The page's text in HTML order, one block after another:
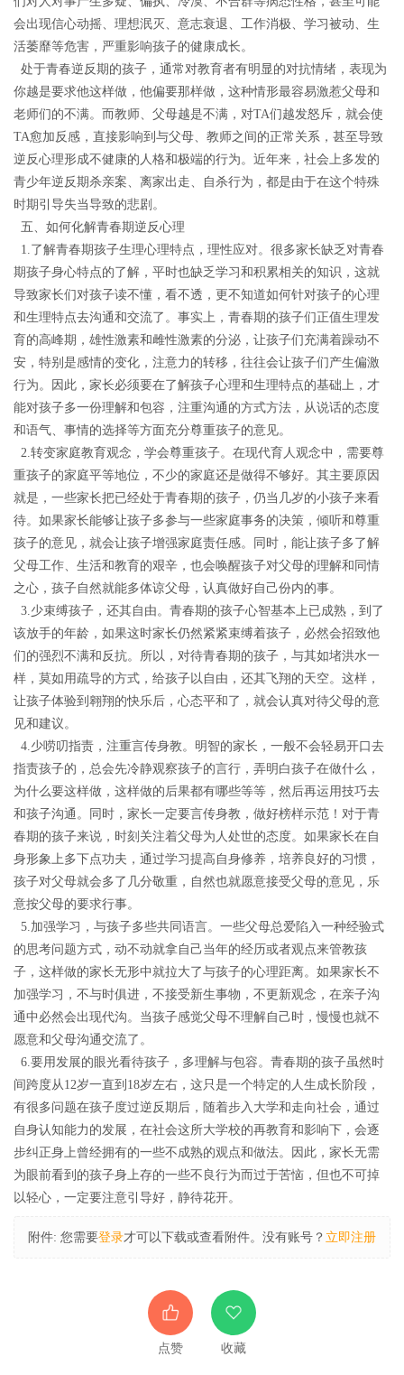
会出现信心动摇、理想泯灭、意志衰退、工作消极、学习被动、生
活萎靡等危害 ， 严重影响孩子的健康成长。
处于青春逆反期的孩子，通常对教育者有明显的对抗情绪， 表现为
你越是要求他这样做，他偏要那样做，这种情形最容易激惹父母和
老师们的不满。而教师、父母越是不满 ，对TA们 越发怒斥，就会使
TA愈加反感，直接影响到与父母、教师之间的正常关系，甚至导致
逆反心理形成不健康的人格和极端的行为。近年来，社会上多发的
青少年逆反期杀亲案、离家出走、自杀行为，都是由于在这个特殊
时期引导失当导致的悲剧。
五、 如何化解青春期逆反心理
1.了解青春期孩子生理心理特点，理性应对。 很多家长缺乏对青春
期孩子身心特点的了解，平时也缺乏学习和积累相关的知识，这就
导致家长们对孩子读不懂，看不透，更不知道如何针对孩子的心理
和生理特点去沟通和交流了。事实上，青春期的孩子们正值生理发
育的高峰期，雄性激素和雌性激素的分泌，让孩子们充满着躁动不
安，特别是感情的变化，注意力的转移，往往会让孩子们产生偏激
行为。因此，家长必须要在了解孩子心理和生理特点的基础上，才
能对孩子多一份理解和包容，注重沟通的方式方法，从说话的态度
和语气、事情的选择等方面充分尊重孩子的意见。
2.转变家庭教育观念，学会尊重孩子。 在现代育人观念中，需要尊
重孩子的家庭平等地位，不少的家庭还是做得不够好。其主要原因
就是，一些家长把已经处于青春期的孩子，仍当几岁的小孩子来看
待。如果家长能够让孩子多参与一些家庭事务的决策，倾听和尊重
孩子的意见，就会让孩子增强家庭责任感。同时，能让孩子多了解
父母工作、生活和教育的艰辛，也会唤醒孩子对父母的理解和同情
之心，孩子自然就能多体谅父母，认真做好自己份内的事。
3.少束缚孩子，还其自由。 青春期的孩子心智基本上已成熟，到了
该放手的年龄，如果这时家长仍然紧紧束缚着孩子，必然会招致他
们的强烈不满和反抗。所以，对待青春期的孩子，与其如堵洪水一
样，莫如用疏导的方式，给孩子以自由，还其飞翔的天空。这样，
让孩子体验到翱翔的快乐后，心态平和了，就会认真对待父母的意
见和建议。
4.少唠叨指责，注重言传身教。 明智的家长，一般不会轻易开口去
指责孩子的，总会先冷静观察孩子的言行，弄明白孩子在做什么，
为什么要这样做，这样做的后果都有哪些等等，然后再运用技巧去
和孩子沟通。同时，家长一定要言传身教，做好榜样示范！对于青
春期的孩子来说，时刻关注着父母为人处世的态度。如果家长在自
身形象上多下点功夫，通过学习提高自身修养，培养良好的习惯，
孩子对父母就会多了几分敬重，自然也就愿意接受父母的意见，乐
意按父母的要求行事。
5.加强学习，与孩子多些共同语言。 一些父母总爱陷入一种经验式
的思考问题方式，动不动就拿自己当年的经历或者观点来管教孩
子，这样做的家长无形中就拉大了与孩子的心理距离。如果家长不
加强学习，不与时俱进，不接受新生事物，不更新观念，在亲子沟
通中必然会出现代沟。当孩子感觉父母不理解自己时，慢慢也就不
愿意和父母沟通交流了。
6.要用发展的眼光看待孩子，多理解与包容。 青春期的孩子虽然时
间跨度从12岁一直到18岁左右，这只是一个特定的人生成长阶段，
有很多问题在孩子度过逆反期后，随着步入大学和走向社会，通过
自身认知能力的发展，在社会这所大学校的再教育和影响下，会逐
步纠正身上曾经拥有的一些不成熟的观点和做法。因此，家长无需
为眼前看到的孩子身上存的一些不良行为而过于苦恼，但也不可掉
以轻心，一定要注意引导好，静待花开。
附件: 您需要登录才可以下载或查看附件。没有账号？ 立即注册
点赞 收藏